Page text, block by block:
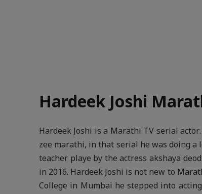
Hardeek Joshi
Hardeek Joshi is a Marathi TV serial
zee marathi, in that serial he was doing
teacher playe by the actress akshaya
in 2016. Hardeek Joshi is not new to
College in Mumbai he stepped into